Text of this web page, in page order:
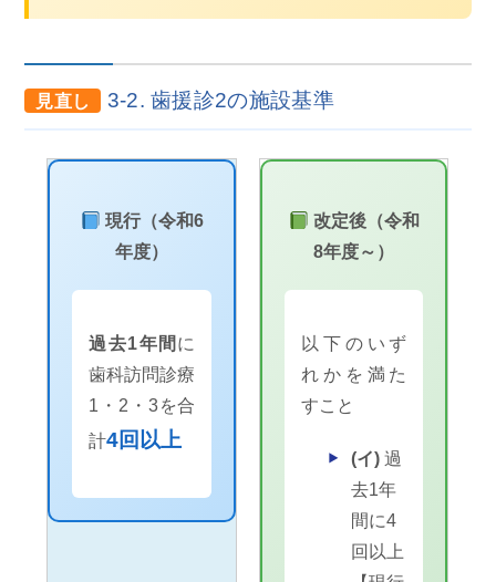
見直し 3-2. 歯援診2の施設基準
現行（令和6
年度）
過去1年間 に
歯科訪問診療
1・2・3を合
計4回以上
改定後（令和
8年度～）
以下のいず
れかを満た
すこと
(イ) 過
去1年
間に4
回以上